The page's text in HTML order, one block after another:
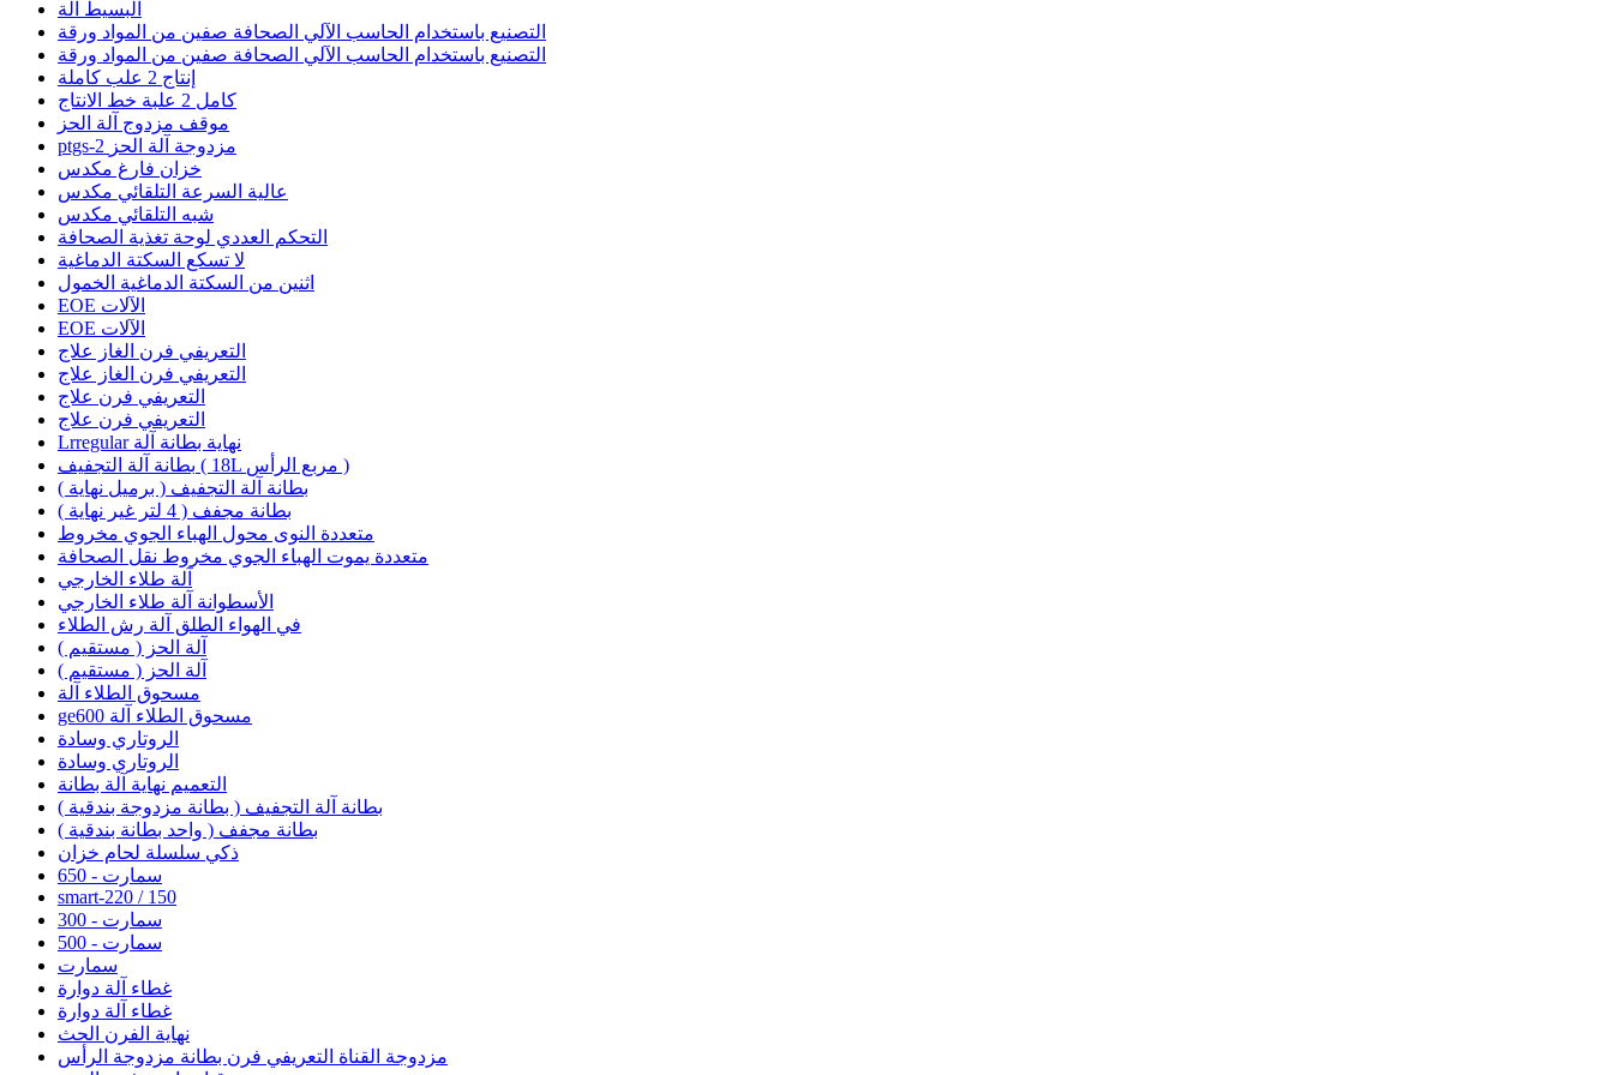
البسيط آلة
التصنيع باستخدام الحاسب الآلي الصحافة صفين من المواد ورقة
التصنيع باستخدام الحاسب الآلي الصحافة صفين من المواد ورقة
إنتاج 2 علب كاملة
كامل 2 علبة خط الانتاج
موقف مزدوج آلة الحز
ptgs-2 مزدوجة آلة الحز
خزان فارغ مكدس
عالية السرعة التلقائي مكدس
شبه التلقائي مكدس
التحكم العددي لوحة تغذية الصحافة
لا تسكع السكتة الدماغية
اثنين من السكتة الدماغية الخمول
EOE الآلات
EOE الآلات
التعريفي فرن الغاز علاج
التعريفي فرن الغاز علاج
التعريفي فرن علاج
التعريفي فرن علاج
Lrregular نهاية بطانة آلة
بطانة آلة التجفيف ( 18L مربع الرأس )
بطانة آلة التجفيف ( برميل نهاية )
بطانة مجفف ( 4 لتر غير نهاية )
متعددة النوى محول الهباء الجوي مخروط
متعددة يموت الهباء الجوي مخروط نقل الصحافة
آلة طلاء الخارجي
الأسطوانة آلة طلاء الخارجي
في الهواء الطلق آلة رش الطلاء
آلة الحز ( مستقيم )
آلة الحز ( مستقيم )
مسحوق الطلاء آلة
ge600 مسحوق الطلاء آلة
الروتاري وسادة
الروتاري وسادة
التعميم نهاية آلة بطانة
بطانة آلة التجفيف ( بطانة مزدوجة بندقية )
بطانة مجفف ( واحد بطانة بندقية )
ذكي سلسلة لحام خزان
سمارت - 650
smart-220 / 150
سمارت - 300
سمارت - 500
سمارت
غطاء آلة دوارة
غطاء آلة دوارة
نهاية الفرن الحث
مزدوجة القناة التعريفي فرن بطانة مزدوجة الرأس